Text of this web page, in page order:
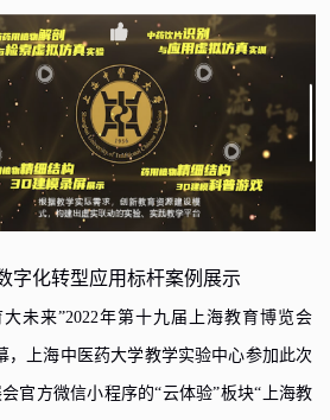
字化转型应用标杆案例展示
未来”2022年第十九届上海教育博览会
， 上海中医药大学教学实验中心参加此次
会官方微信小程序的“云体验”板块“上海教